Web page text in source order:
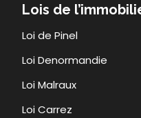
Lois de
Loi de Pinel
Loi Denormandie
Loi Malraux
Loi Carrez